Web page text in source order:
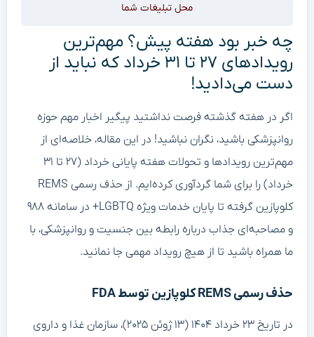
محل تبلیغات شما
چه خبر بود هفته پیش؟ مهم‌ترین
رویدادهای ۲۷ تا ۳۱ خرداد که نباید از
دست می‌دادید!
اگر در هفته گذشته فرصت نداشتید پیگیر اخبار مهم حوزه
روانپزشکی باشید، نگران نباشید! در این مقاله، خلاصه‌ای از
مهم‌ترین رویدادها و تحولات هفته پایانی خرداد (۲۷ تا ۳۱
خرداد) را برای شما گردآوری کرده‌ایم. از حذف رسمی REMS
کلوپازین گرفته تا پایان خدمات ویژه LGBTQ+ در سامانه ۹۸۸
و مصاحبه‌ای جذاب درباره رابطه بین جنسیت و روانپزشکی، با
ما همراه باشید تا از هیچ رویداد مهمی جا نمانید.
حذف رسمی REMS کلوپازین توسط FDA
در تاریخ ۲۳ خرداد ۱۴۰۴ (۱۳ ژوئن ۲۰۲۵)، سازمان غذا و داروی